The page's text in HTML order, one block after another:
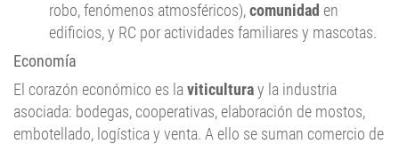
robo, fenómenos atmosféricos),comunidad en
edificios, y RC por actividades familiares y mascotas.
Economía
El corazón económico es la viticulturay la industria
asociada: bodegas, cooperativas, elaboración de mostos,
embotellado, logística y venta. A ello se suman comercio de